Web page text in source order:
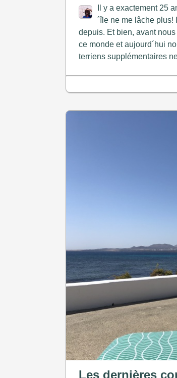
Il y a exactement 25
´île ne me lâche
depuis. Et bien, avant
ce monde et aujourd´hui
terriens supplémentaires
Les dernières